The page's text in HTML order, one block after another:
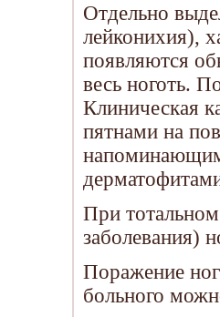
Отдельно
лейконихия),
появляются
весь ноготь.
Клиническая
пятнами на
При
заболевания)
Поражение
больного